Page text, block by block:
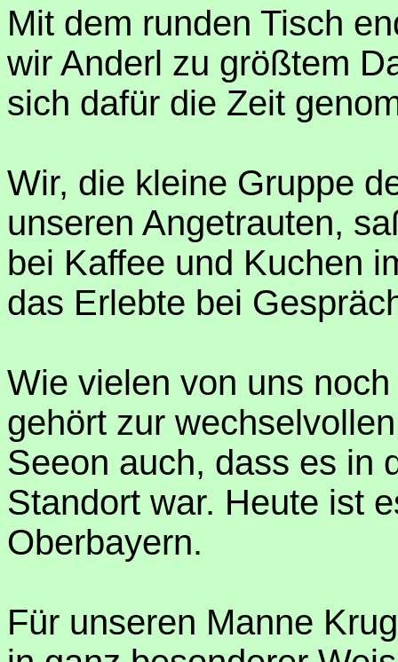
Mit dem runden Tisch
wir Anderl zu größtem
sich dafür die Zeit
Wir, die kleine Gruppe
unseren Angetrauten,
bei Kaffee und Kuchen
das Erlebte bei
Wie vielen von uns
gehört zur
Seeon auch, dass es in
Standort war. Heute ist
Oberbayern.
Für unseren Manne